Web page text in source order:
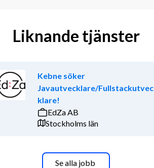
Liknande tjänster
Kebne söker
Javautvecklare/Fullstackutvec
klare!
EdZa AB
Stockholms län
Se alla jobb